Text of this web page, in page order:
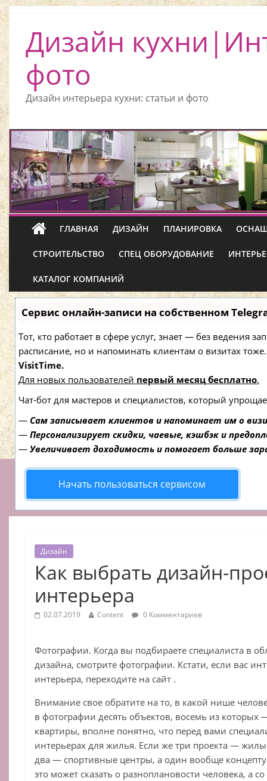
Дизайн
фото
Дизайн интерьера кухни: статьи и фото
ГЛАВНАЯ ДИЗАЙН ПЛАНИРОВКА
СТРОИТЕЛЬСТВО СПЕЦ ОБОРУДОВАНИЕ
КАТАЛОГ КОМПАНИЙ
Сервис онлайн-записи на собственном
Тот, кто работает в сфере услуг, знает — без ведения
расписание, но и напоминать клиентам о визитах
VisitTime.
Для новых пользователей первый месяц бесплатно.
Чат-бот для мастеров и специалистов, который
— Сам записывает клиентов и напоминает им о
— Персонализирует скидки, чаевые, кэшбэк и
— Увеличивает доходимость и помогает больше
Начать пользоваться сервисом
Дизайн
Как выбрать дизайн-
интерьера
02.07.2019 Content 0 Комментариев
Фотографии. Когда вы подбираете специалиста в
дизайна, смотрите фотографии. Кстати, если вас
интерьера, переходите на сайт .
Внимание свое обратите на то, в какой нише
в фотографии десять объектов, восемь из
квартиры, вполне понятно, что перед вами
интерьерах для жилья. Если же три проекта —
два — спортивные центры, а один вообще
это может сказать о разноплановости человека, а